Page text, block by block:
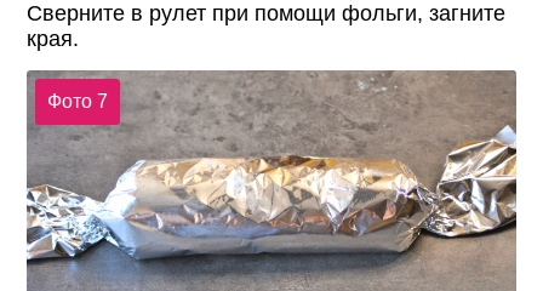
Сверните в рулет при помощи фольги, загните
края.
Фото 7